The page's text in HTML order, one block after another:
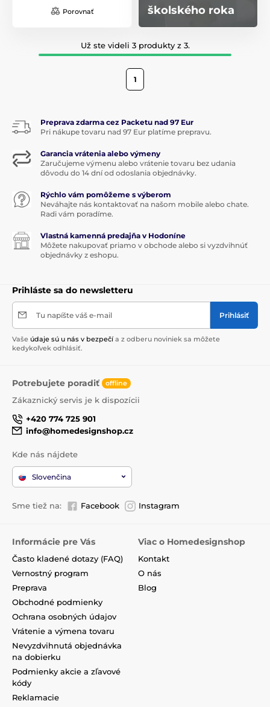
Porovnať
školského roka
Už ste videli 3 produkty z 3.
1
Preprava zdarma cez Packetu nad 97 Eur
Pri nákupe tovaru nad 97 Eur platíme prepravu.
Garancia vrátenia alebo výmeny
Zaručujeme výmenu alebo vrátenie tovaru bez udania
dôvodu do 14 dní od odoslania objednávky.
Rýchlo vám pomôžeme s výberom
Neváhajte nás kontaktovať na našom mobile alebo chate.
Radi vám poradíme.
Vlastná kamenná predajňa v Hodoníne
Môžete nakupovať priamo v obchode alebo si vyzdvihnúť
objednávky z eshopu.
Prihláste sa do newsletteru
Tu napíšte váš e-mail Prihlásiť
Vaše údaje sú u nás v bezpečí a z odberu noviniek sa môžete
kedykoľvek odhlásiť.
Potrebujete poradiť offline
Zákaznický servis je k dispozícii
+420 774 725 901
info@homedesignshop.cz
Kde nás nájdete
Slovenčina
Sme tiež na: Facebook Instagram
Informácie pre Vás
Často kladené dotazy (FAQ)
Vernostný program
Preprava
Obchodné podmienky
Ochrana osobných údajov
Vrátenie a výmena tovaru
Nevyzdvihnutá objednávka
na dobierku
Podmienky akcie a zľavové
kódy
Reklamacie
Viac o Homedesignshop
Kontakt
O nás
Blog